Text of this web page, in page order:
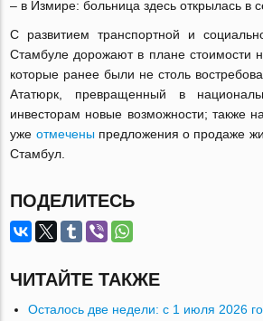
– в Измире: больница здесь открылась в
С развитием транспортной и
Стамбуле дорожают в плане стоимости
которые ранее были не столь
Ататюрк, превращенный в
инвесторам новые возможности; также
уже отмеченыпредложения о продаже
Стамбул.
ПОДЕЛИТЕСЬ
ЧИТАЙТЕ ТАКЖЕ
Осталось две недели: с 1 июля 2026